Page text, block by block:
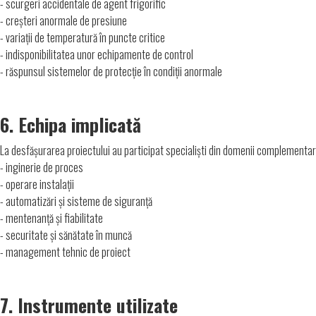
- scurgeri accidentale de agent frigorific
- creșteri anormale de presiune
- variații de temperatură în puncte critice
- indisponibilitatea unor echipamente de control
- răspunsul sistemelor de protecție în condiții anormale
6. Echipa implicată
La desfășurarea proiectului au participat specialiști din domenii
- inginerie de proces
- operare instalații
- automatizări și sisteme de siguranță
- mentenanță și fiabilitate
- securitate și sănătate în muncă
- management tehnic de proiect
7. Instrumente utilizate